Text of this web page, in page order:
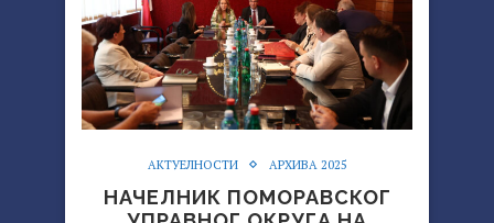
АКТУЕЛНОСТИ АРХИВА 2025
НАЧЕЛНИК ПОМОРАВСКОГ